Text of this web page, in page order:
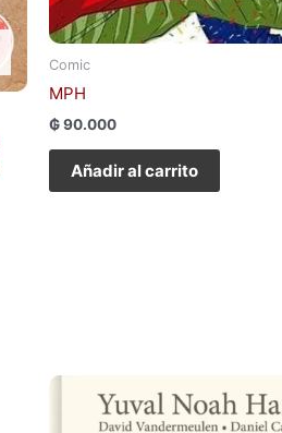
Comic
MPH
₲90.000
Añadir al carrito